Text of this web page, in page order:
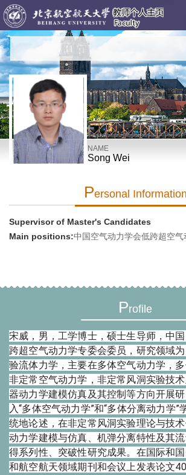
NAME
Song Wei
PErsonal Information
Supervisor of Master's Candidates
Main positions:中国空气动力学会低跨超空
Profile
宋威，男，工学博士，硕士生导师，中
跨超空气动力学专委会委员，研究领域
验流体力学，主要在多体空气动力学，多
非定常空气动力学，非定常风洞实验技
器动力学建模仿真及其控制等方向开展
入“多体空气动力学”和“多体分离动力学”
统地论述，在非定常风洞实验理论与技
动力学建模与仿真、机弹分离特性及其
得系列性、突破性研究成果。在国际和
和航空航天领域期刊和会议上发表论文